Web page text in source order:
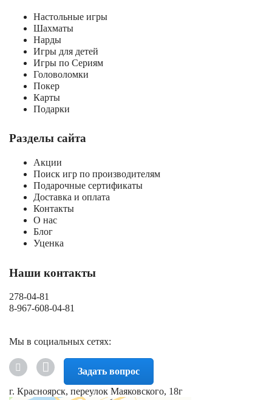
Настольные игры
Шахматы
Нарды
Игры для детей
Игры по Сериям
Головоломки
Покер
Карты
Подарки
Разделы сайта
Акции
Поиск игр по производителям
Подарочные сертификаты
Доставка и оплата
Контакты
О нас
Блог
Уценка
Наши контакты
278-04-81
8-967-608-04-81
Мы в социальных сетях:
Задать вопрос
г. Красноярск, переулок Маяковского, 18г